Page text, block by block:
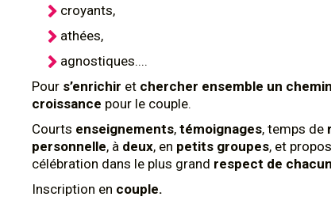
croyants,
athées,
agnostiques....
Pour s’enrichir et chercher ensemble un
croissance pour le couple.
Courts enseignements, témoignages, temps de
personnelle, à deux, en petits groupes, et
célébration dans le plus grand respect de chacun
Inscription en couple.